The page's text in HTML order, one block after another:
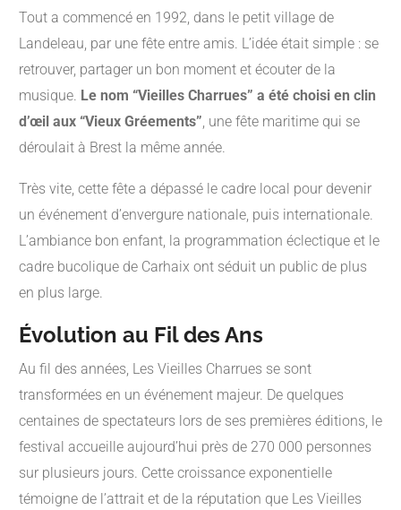
Tout a commencé en 1992, dans le petit village de
Landeleau, par une fête entre amis. L’idée était simple : se
retrouver, partager un bon moment et écouter de la
musique. Le nom “Vieilles Charrues” a été choisi en clin
d’œil aux “Vieux Gréements” , une fête maritime qui se
déroulait à Brest la même année.
Très vite, cette fête a dépassé le cadre local pour devenir
un événement d’envergure nationale, puis internationale.
L’ambiance bon enfant, la programmation éclectique et le
cadre bucolique de Carhaix ont séduit un public de plus
en plus large.
Évolution au Fil des Ans
Au fil des années, Les Vieilles Charrues se sont
transformées en un événement majeur. De quelques
centaines de spectateurs lors de ses premières éditions, le
festival accueille aujourd’hui près de 270 000 personnes
sur plusieurs jours. Cette croissance exponentielle
témoigne de l’attrait et de la réputation que Les Vieilles